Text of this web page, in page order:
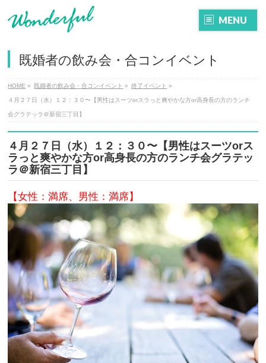
MENU
既婚者の飲み会・合コンイベント
HOME » 既婚者の飲み会・合コンイベント » 終了イベント »
４月２７日（水）１２：３０〜【男性はスーツorスラっと爽やかな方or高身長の方のランチ
会グラテッラ＠新宿三丁目】
４月２７日（水）１２：３０〜【男性はスーツorス
ラっと爽やかな方or高身長の方のランチ会グラテッ
ラ＠新宿三丁目】
【女性：満席、男性：満席】